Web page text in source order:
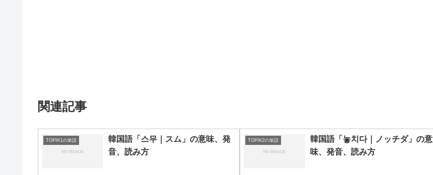
関連記事
TOPIK1の単語
韓国語「스무｜スム」の意味、発
音、読み方
TOPIK2の単語
韓国語「놓치다｜ノッチダ」の意
味、発音、読み方